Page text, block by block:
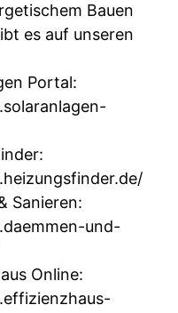
Bauen
es auf unseren
Portal:
Sanieren:
und-
Online: